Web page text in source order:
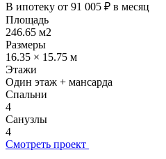
В ипотеку от 91 005 ₽ в месяц
Площадь
246.65 м2
Размеры
16.35 × 15.75 м
Этажи
Один этаж + мансарда
Спальни
4
Санузлы
4
Смотреть проект